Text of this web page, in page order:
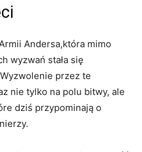
Andersa,która mimo
wyzwań stała się
przez te
nie tylko na polu bitwy, ale
dziś przypominają o